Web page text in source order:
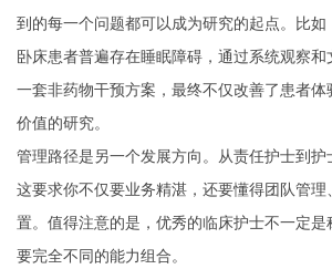
到的每一个问题都可以成为研究的起点。比如
卧床患者普遍存在睡眠障碍，通过系统观察和
一套非药物干预方案，最终不仅改善了患者
价值的研究。
管理路径是另一个发展方向。从责任护士到护
这要求你不仅要业务精湛，还要懂得团队管
置。值得注意的是，优秀的临床护士不一定
要完全不同的能力组合。